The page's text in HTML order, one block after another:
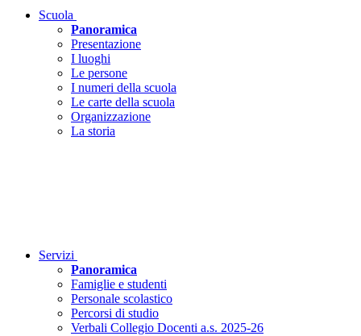
Scuola
Panoramica
Presentazione
I luoghi
Le persone
I numeri della scuola
Le carte della scuola
Organizzazione
La storia
Servizi
Panoramica
Famiglie e studenti
Personale scolastico
Percorsi di studio
Verbali Collegio Docenti a.s. 2025-26